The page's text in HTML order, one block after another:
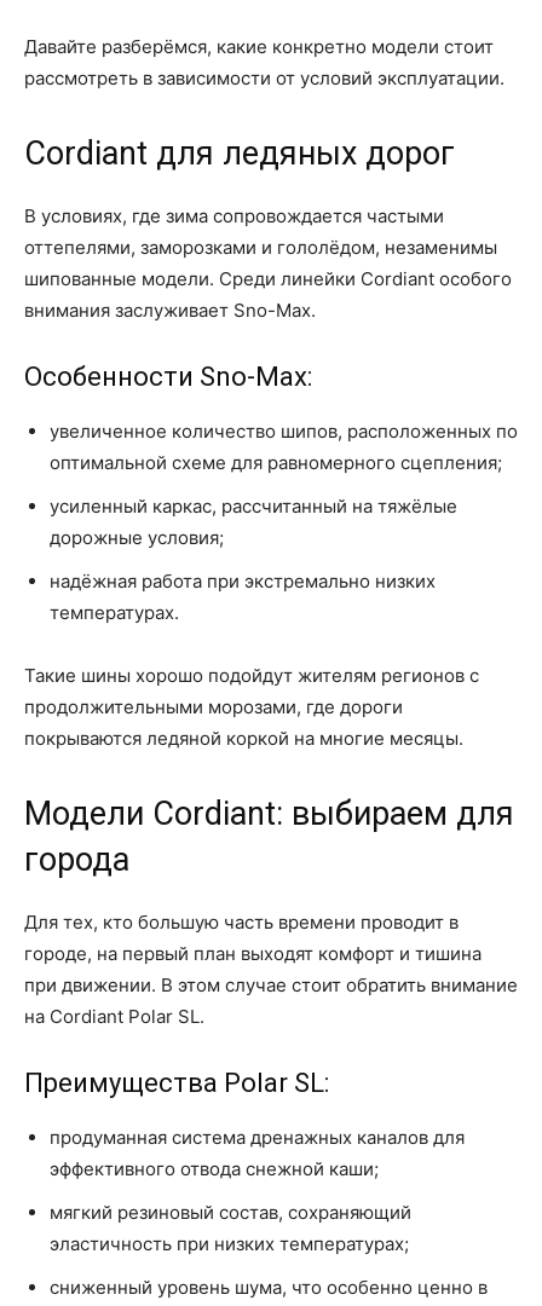
Давайте разберёмся, какие конкретно модели стоит
рассмотреть в зависимости от условий эксплуатации.
Cordiant для ледяных дорог
В условиях, где зима сопровождается частыми
оттепелями, заморозками и гололёдом, незаменимы
шипованные модели. Среди линейки Cordiant особого
внимания заслуживает Sno-Max.
Особенности Sno-Max:
увеличенное количество шипов, расположенных по
оптимальной схеме для равномерного сцепления;
усиленный каркас, рассчитанный на тяжёлые
дорожные условия;
надёжная работа при экстремально низких
температурах.
Такие шины хорошо подойдут жителям регионов с
продолжительными морозами, где дороги
покрываются ледяной коркой на многие месяцы.
Модели Cordiant: выбираем для
города
Для тех, кто большую часть времени проводит в
городе, на первый план выходят комфорт и тишина
при движении. В этом случае стоит обратить внимание
на Cordiant Polar SL.
Преимущества Polar SL:
продуманная система дренажных каналов для
эффективного отвода снежной каши;
мягкий резиновый состав, сохраняющий
эластичность при низких температурах;
сниженный уровень шума, что особенно ценно в